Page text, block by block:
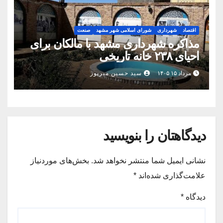
اقتصاد شهرداری شورای اسلامی شهر مشهد صنعت
مذاکره شهرداری مشهد با مالکان برای
احیای ۲۳۸ خانه تاریخی
مرداد ۱۵ ۱۴۰۵ سید حسین میرپور
دیدگاهتان را بنویسید
نشانی ایمیل شما منتشر نخواهد شد. بخش‌های موردنیاز
علامت‌گذاری شده‌اند *
دیدگاه *